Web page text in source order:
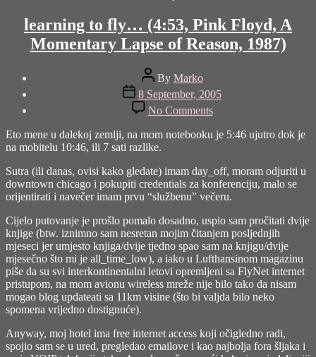
Butterfield
Band,
Brothers
learning to fly… (4:53, Pink Floyd, A
Momentary Lapse of Reason, 1987)
Post
author
By Marko
Post
date
8 September, 2005
No Commentson
learning
to
fly…
Pink
Floyd,
A
Lapse
of
Reason,
1987)
Eto mene u dalekoj zemlji, na mom notebooku je 5:46 ujutro dok je
na mobitelu 10:46, ili 7 sati razlike.
Sutra (ili danas, ovisi kako gledate) imam day_off, moram odjuriti u
downtown chicago i pokupiti credentials za konferenciju, malo se
orijentirati i navečer imam prvu “službenu” večeru.
Cijelo putovanje je prošlo pomalo dosadno, uspio sam pročitati dvije
knjige (btw. iznimno sam nesretan mojim čitanjem posljednjih
mjeseci jer umjesto knjiga/dvije tjedno spao sam na knjigu/dvije
mjesečno što mi je all_time_low), a iako u Lufthansinom magazinu
piše da su svi interkontinentalni letovi opremljeni sa FlyNet internet
pristupom, na mom avionu wireless mreže nije bilo tako da nisam
mogao blog updateati sa 11km visine (što bi valjda bilo neko
spomena vrijedno dostignuće).
Anyway, moj hotel ima free internet access koji očigledno radi,
spojio sam se u ured, pregledao emailove i kao najbolja fora šljaka i